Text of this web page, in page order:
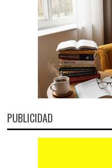
PUBLICIDAD